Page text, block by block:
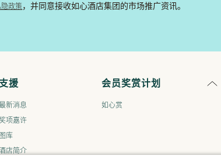
政策 ，并同意接收如心酒店集团的市场推广资讯。
支援
新消息
项嘉许
图库
店简介
会员奖赏计划
如心赏